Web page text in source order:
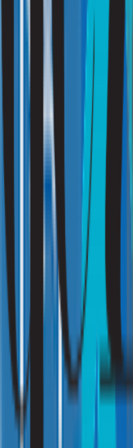
Transparantie en
arbodiensten en
Conclusie
Oplosmiddelen en gassen
en vinylchloride zijn
gezondheidsrisico’s kunnen
conform NEN-EN 689
te stellen en maatregelen te
Strooming: Binnengewoon
Bent u benieuwd naar de
Vraag dan een vrijblijvende